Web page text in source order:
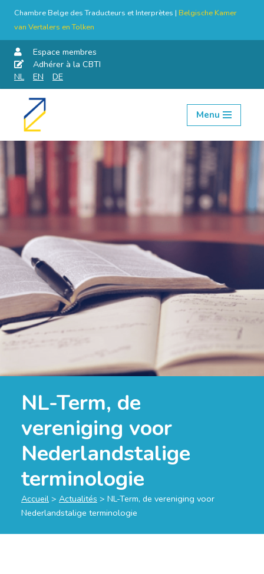
Chambre Belge des Traducteurs et Interprètes | Belgische Kamer
van Vertalers en Tolken
Espace membres
Adhérer à la CBTI
NL
EN DE
Aller
contenu
Menu
NL-Term, de
vereniging voor
Nederlandstalige
terminologie
Accueil > Actualités > NL-Term, de vereniging voor
Nederlandstalige terminologie